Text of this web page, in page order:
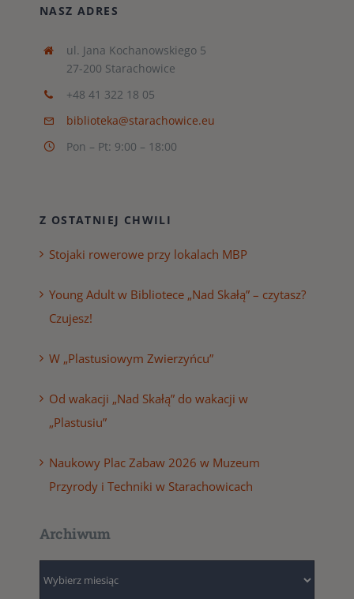
NASZ ADRES
ul. Jana Kochanowskiego 5
27-200 Starachowice
+48 41 322 18 05
biblioteka@starachowice.eu
Pon – Pt: 9:00 – 18:00
Z OSTATNIEJ CHWILI
Stojaki rowerowe przy lokalach MBP
Young Adult w Bibliotece „Nad Skałą” – czytasz?
Czujesz!
W „Plastusiowym Zwierzyńcu”
Od wakacji „Nad Skałą” do wakacji w
„Plastusiu”
Naukowy Plac Zabaw 2026 w Muzeum
Przyrody i Techniki w Starachowicach
Archiwum